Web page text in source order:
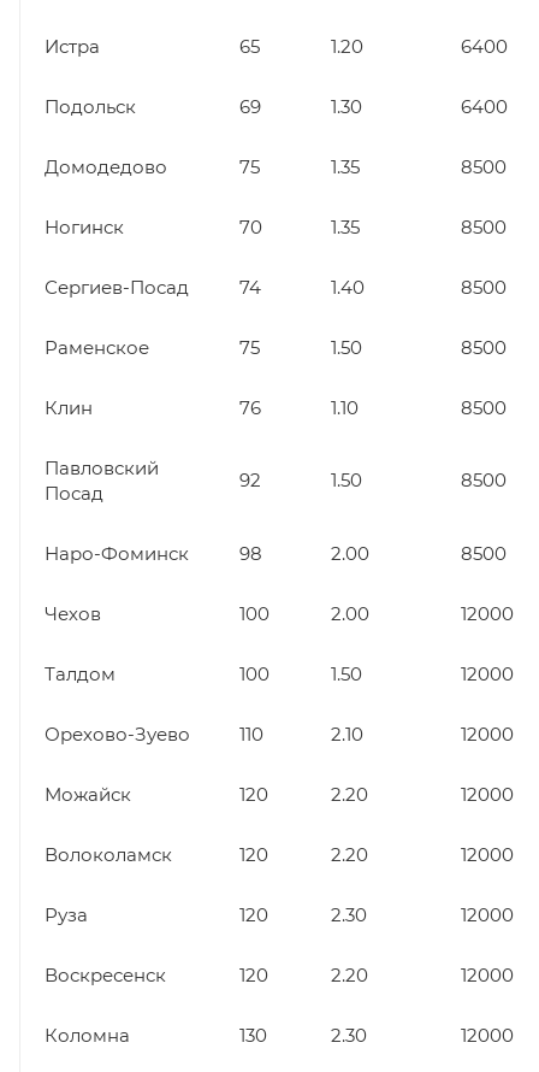
Истра 65 1.20 6400
Подольск 69 1.30 6400
Домодедово 75 1.35 8500
Ногинск 70 1.35 8500
Сергиев-Посад 74 1.40 8500
Раменское 75 1.50 8500
Клин 76 1.10 8500
Павловский
Посад
92 1.50 8500
Наро-Фоминск 98 2.00 8500
Чехов 100 2.00 12000
Талдом 100 1.50 12000
Орехово-Зуево 110 2.10 12000
Можайск 120 2.20 12000
Волоколамск 120 2.20 12000
Руза 120 2.30 12000
Воскресенск 120 2.20 12000
Коломна 130 2.30 12000